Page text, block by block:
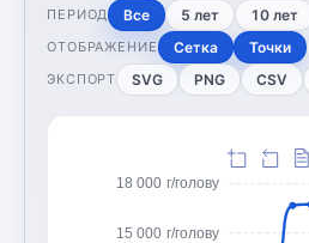
ПЕРИОД Все 5 лет 10 лет
ОТОБРАЖЕНИЕ Сетка Точки
ЭКСПОРТ SVG PNG CSV
15 000 г/голову
18 000 г/голову